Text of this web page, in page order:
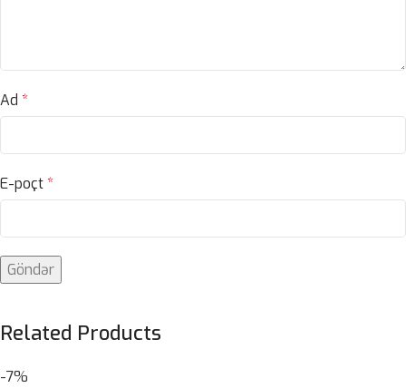
Ad *
E-poçt*
Related Products
-7%